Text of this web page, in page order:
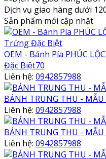
Dịch vụ giao hàng dưới
Sản phẩm mới cập nhật
OEM - Bánh Pía PHÚC
Đặc Biệt70
Liên hệ: 0942857988
BÁNH TRUNG THU - MẪU
Liên hệ: 0942857988
BÁNH TRUNG THU - MẪU
Liên hệ: 0942857988